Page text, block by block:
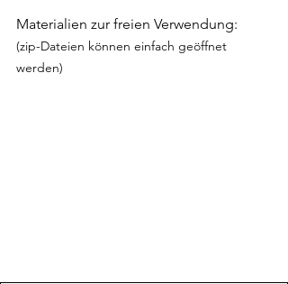
Materialien zur freien Verwendung:
(zip-Dateien können einfach geöffnet
werden)